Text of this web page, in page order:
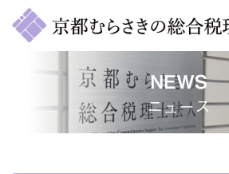
NEWS
ニュース